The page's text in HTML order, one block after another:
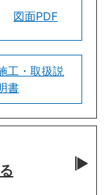
図面PDF
工・取扱説
書